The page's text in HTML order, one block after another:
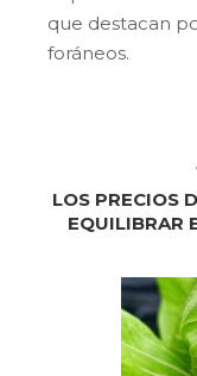
que destacan
foráneos.
LOS PRECIOS
EQUILIBRAR